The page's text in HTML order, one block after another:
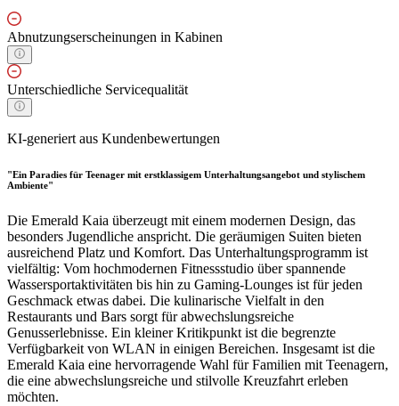
Abnutzungserscheinungen in Kabinen
Unterschiedliche Servicequalität
KI-generiert aus Kundenbewertungen
"Ein Paradies für Teenager mit erstklassigem Unterhaltungsangebot und stylischem
Ambiente"
Die Emerald Kaia überzeugt mit einem modernen Design, das
besonders Jugendliche anspricht. Die geräumigen Suiten bieten
ausreichend Platz und Komfort. Das Unterhaltungsprogramm ist
vielfältig: Vom hochmodernen Fitnessstudio über spannende
Wassersportaktivitäten bis hin zu Gaming-Lounges ist für jeden
Geschmack etwas dabei. Die kulinarische Vielfalt in den
Restaurants und Bars sorgt für abwechslungsreiche
Genusserlebnisse. Ein kleiner Kritikpunkt ist die begrenzte
Verfügbarkeit von WLAN in einigen Bereichen. Insgesamt ist die
Emerald Kaia eine hervorragende Wahl für Familien mit Teenagern,
die eine abwechslungsreiche und stilvolle Kreuzfahrt erleben
möchten.